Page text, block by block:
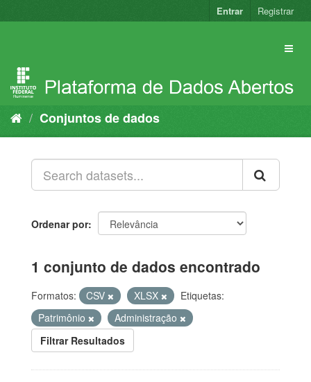
para
Entrar Registrar
Conjuntos de dados
Ordenar por
1 conjunto de dados encontrado
Formatos: CSV XLSX
Etiquetas:
Patrimônio
Administração
Filtrar Resultados